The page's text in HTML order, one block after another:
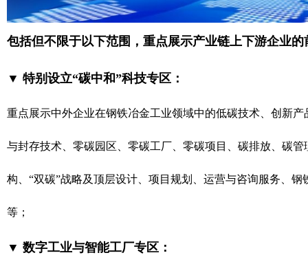
包括但不限于以下范围，重点展示产业链上下游企业
▼ 特别设立“碳中和”科技专区：
重点展示中外企业在钢铁冶金工业领域中的低碳技术、创新
与封存技术、零碳园区、零碳工厂、零碳项目、碳排放、碳
构、“双碳”战略及顶层设计、项目规划、运营与咨询服务、
等；
▼ 数字工业与智能工厂专区：